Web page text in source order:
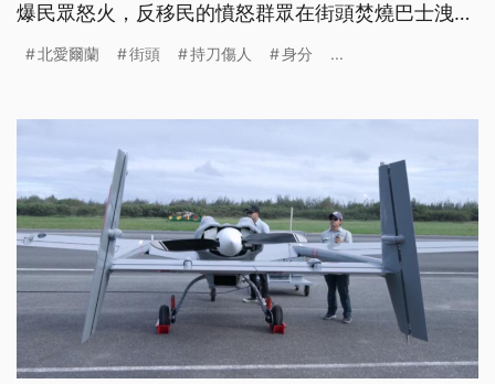
爆民眾怒火，反移民的憤怒群眾在街頭焚燒巴士洩憤
關，包括英國首相在內的政界人士都呼籲民眾保持冷
北愛爾蘭 街頭 持刀傷人 身分 ...